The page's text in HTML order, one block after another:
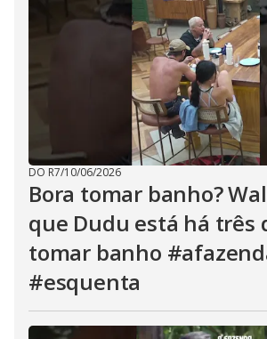
DO R7/10/06/2026
Bora tomar banho?
que Dudu está há três
tomar banho
#esquenta